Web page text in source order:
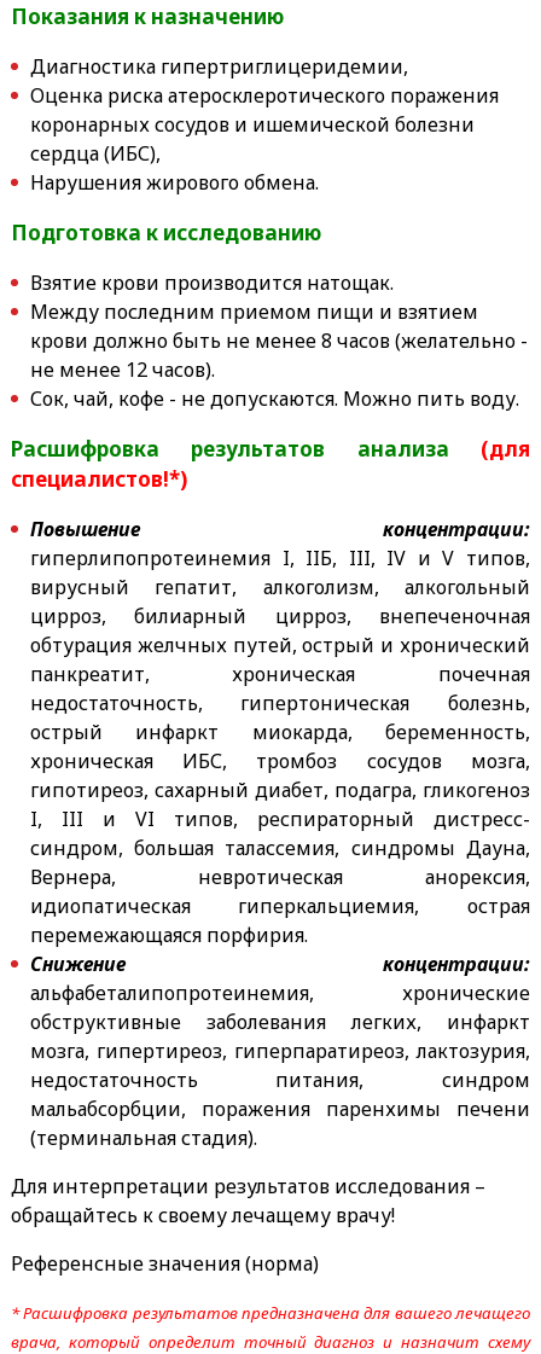
Показания к назначению
Диагностика гипертриглицеридемии,
Оценка риска атеросклеротического поражения
коронарных сосудов и ишемической болезни
сердца (ИБС),
Нарушения жирового обмена.
Подготовка к исследованию
Взятие крови производится натощак.
Между последним приемом пищи и взятием
крови должно быть не менее 8 часов (желательно -
не менее 12 часов).
Сок, чай, кофе - не допускаются. Можно пить воду.
Расшифровка результатов анализа (для
специалистов!*)
Повышение концентрации:
гиперлипопротеинемия I, IIБ, III, IV и V типов,
вирусный гепатит, алкоголизм, алкогольный
цирроз, билиарный цирроз, внепеченочная
обтурация желчных путей, острый и хронический
панкреатит, хроническая почечная
недостаточность, гипертоническая болезнь,
острый инфаркт миокарда, беременность,
хроническая ИБС, тромбоз сосудов мозга,
гипотиреоз, сахарный диабет, подагра, гликогеноз
I, III и VI типов, респираторный дистресс-
синдром, большая талассемия, синдромы Дауна,
Вернера, невротическая анорексия,
идиопатическая гиперкальциемия, острая
перемежающаяся порфирия.
Снижение концентрации:
альфабеталипопротеинемия, хронические
обструктивные заболевания легких, инфаркт
мозга, гипертиреоз, гиперпаратиреоз, лактозурия,
недостаточность питания, синдром
мальабсорбции, поражения паренхимы печени
(терминальная стадия).
Для интерпретации результатов исследования –
обращайтесь к своему лечащему врачу!
Референсные значения (норма)
* Расшифровка результатов предназначена для вашего лечащего
врача, который определит точный диагноз и назначит схему